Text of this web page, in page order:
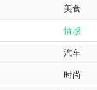
美食
情感
汽车
时尚